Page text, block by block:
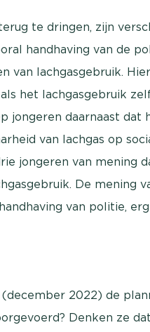
te dringen, zijn
handhaving van de
van lachgasgebruik.
het lachgasgebruik
jongeren daarnaast dat
van lachgas op
jongeren van mening
De mening
van politie,
2022) de
Denken ze